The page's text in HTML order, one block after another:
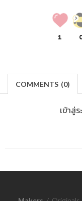
1
COMMENTS (0)
เข้าสู่